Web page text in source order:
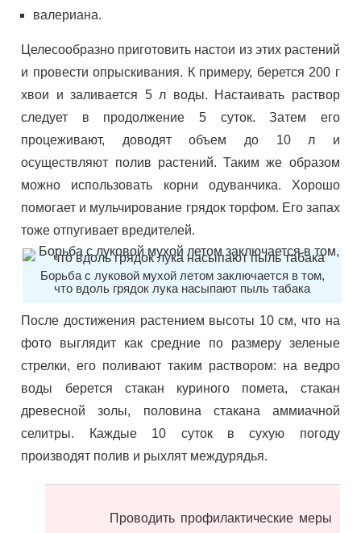
валериана.
Целесообразно приготовить настои из этих растений
и провести опрыскивания. К примеру, берется 200 г
хвои и заливается 5 л воды. Настаивать раствор
следует в продолжение 5 суток. Затем его
процеживают, доводят объем до 10 л и
осуществляют полив растений. Таким же образом
можно использовать корни одуванчика. Хорошо
помогает и мульчирование грядок торфом. Его запах
тоже отпугивает вредителей.
Борьба с луковой мухой летом заключается в том,
что вдоль грядок лука насыпают пыль табака
После достижения растением высоты 10 см, что на
фото выглядит как средние по размеру зеленые
стрелки, его поливают таким раствором: на ведро
воды берется стакан куриного помета, стакан
древесной золы, половина стакана аммиачной
селитры. Каждые 10 суток в сухую погоду
производят полив и рыхлят междурядья.
Проводить профилактические меры